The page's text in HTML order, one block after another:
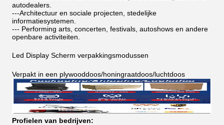
autodealers.
---Architectuur en sociale projecten, stedelijke
informatiesystemen.
--- Performing arts, concerten, festivals, autoshows en andere
openbare activiteiten.
Led Display Scherm verpakkingsmodussen
Verpakt in een plywooddoos/honingraatdoos/luchtdoos
Profielen van bedrijven: